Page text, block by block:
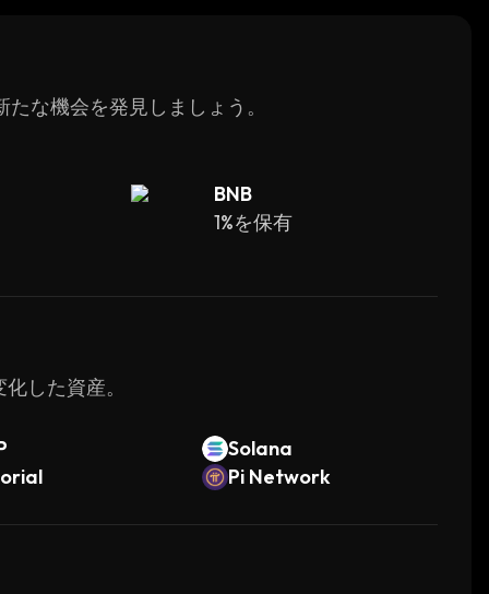
な機会を発見しましょう。
BNB
1%を保有
した資産。
Solana
Pi Network